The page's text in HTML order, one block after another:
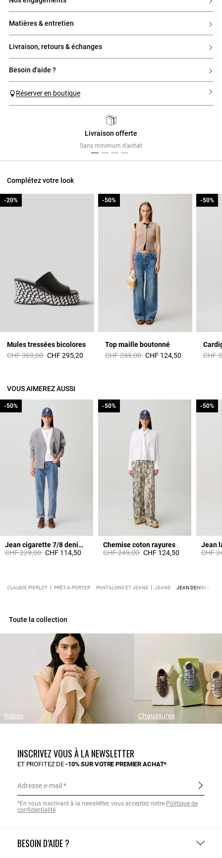
- 5 poches
- Rivets aux poches et bouton silver
matières & entretien
livraison, retours & échanges
besoin d'aide ?
Réserver en boutique
Livraison offerte
Sans minimum d'achat
Complétez votre look
Mules tressées bicolores
Prix réduit à partir de
CHF 369,00à
-20%
CHF 295,20
-20%
Top maille boutonné
Prix réduit à partir de
CHF 249,00à
-50%
CHF 124,50
-50%
Prix
CHF
-50%
-50%
VOUS AIMEREZ AUSSI
Jean cigarette 7/8 denim délavé
Prix réduit à partir de
CHF 229,00à
-50%
CHF 114,50
-50%
Chemise coton rayures
Prix réduit à partir de
CHF 249,00à
-50%
CHF 124,50
-50%
Prix
CHF
-50%
-50%
CLAUDIE PIERLOT PRÊT-À-PORTER PANTALONS ET JEANS JEANS JEAN DENIM DROIT
Toute la collection
Robes Chaussures
BESOIN D’AIDE ?
INSCRIVEZ VOUS À LA NEWSLETTER
ET PROFITEZ DE-10% SUR VOTRE PREMIER ACHAT*
Adresse e-mail
*En vous inscrivant à la newsletter, vous acceptez notre Politique de
confidentialité.